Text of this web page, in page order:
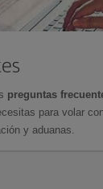
preguntas
para volar
y aduanas.